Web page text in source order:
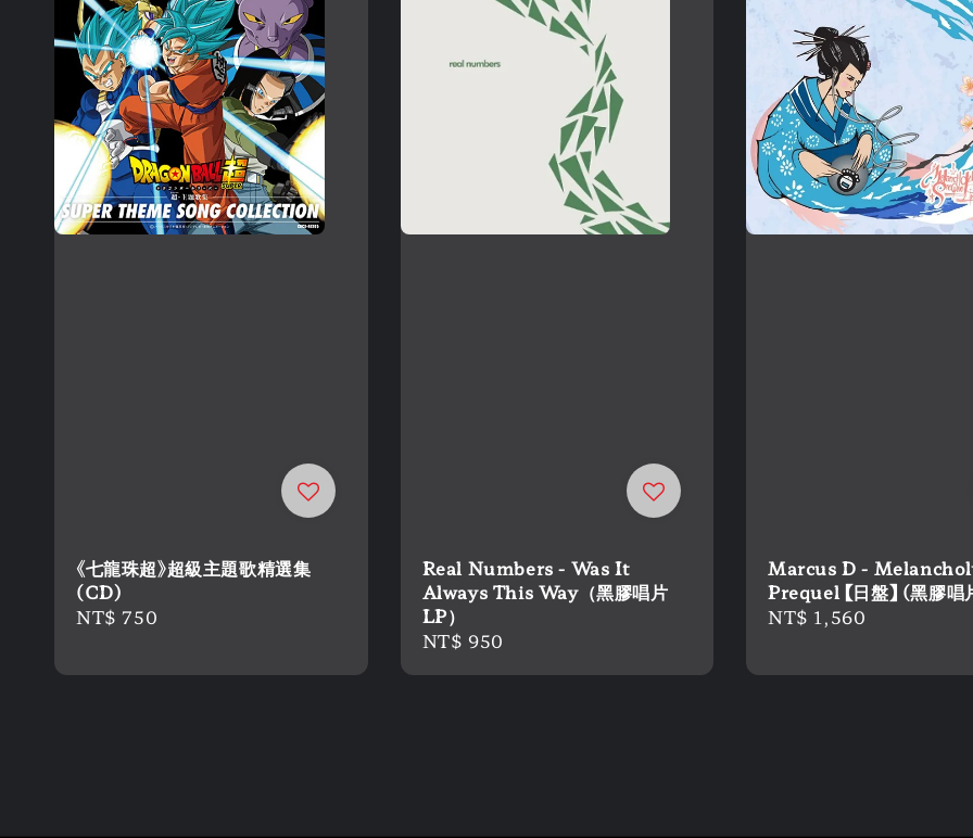
《七龍珠超》超級主題歌精選集
(CD)
Regular
NT$ 750
Real Numbers - Was It
Always This Way（黑膠唱片
LP）
Regular
NT$ 950
Marcus D -
Prequel 【日盤】 (黑膠
Regular
NT$ 1,560